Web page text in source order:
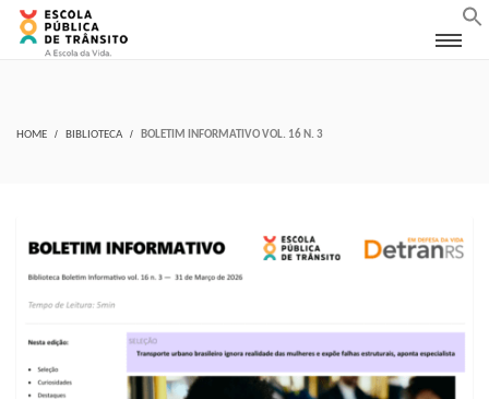
HOME BIBLIOTECA BOLETIM INFORMATIVO VOL. 16 N. 3